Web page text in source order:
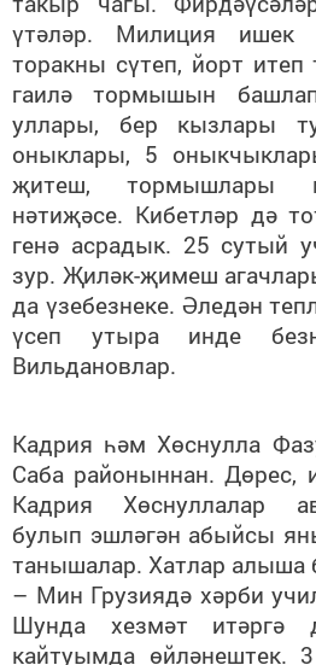
үтәләр. Милиция ишек
торакны сүтеп, йорт
гаилә тормышын
уллары, бер кызлары
оныклары, 5
җитеш, тормышлары
нәтиҗәсе. Кибетләр дә
генә асрадык. 25 сутый
зур. Җиләк-җимеш
да үзебезнеке. Әледән
үсеп утыра инде
Вильдановлар.
Кадрия һәм Хөснулла
Саба районыннан. Дөрес,
Кадрия Хөснуллалар
булып эшләгән абыйсы
танышалар. Хатлар алыша
– Мин Грузиядә хәрби
Шунда хезмәт итәргә
кайтуымда өйләнештек.